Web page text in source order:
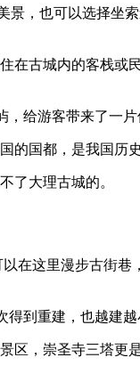
景，也可以选择坐
在古城内的客栈或
给游客带来了一片
的国都，是我国历
了大理古城的。
在这里漫步古街巷
到重建，也越建越
区，崇圣寺三塔更